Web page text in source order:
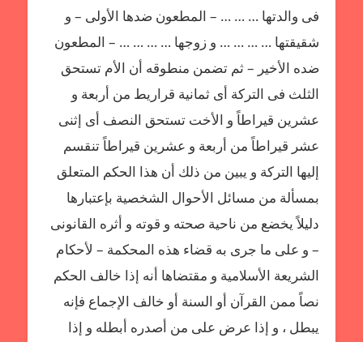
فى والدتها … … … – المطعون ضدها الأولى – و
شقيقتها … … … … و زوجها … … … … – المطعون
ضده الأخير – ثم تضمن منطوقه أن الأم تستحق
الثلث فى التركة أى ثمانية قراريط من أربعة و
عشرين قيراطاً و الأخت تستحق النصف أى إثنى
عشر قيراطاً من أربعة و عشرين قيراطاً تنقسم
إليها التركة و يبين من ذلك أن هذا الحكم المتعلق
بمسألة من مسائل الأحوال الشخصية بإعتبارها
دليلاً يخضع من ناحية صحته و قوته و أثره القانونى
– و على ما جرى به قضاء هذه المحكمة – لأحكام
الشريعة الأسلامية و مقتضاها أنه إذا خالف الحكم
نصاً ممن القرآن أو السنة أو خالف الإجماع فإنه
يبطل ، و إذا عرض على من أصدره أبطله و إذا